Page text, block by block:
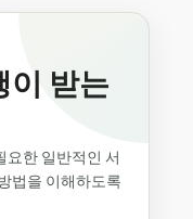
이 받는
요한 일반적인 서
법을 이해하도록